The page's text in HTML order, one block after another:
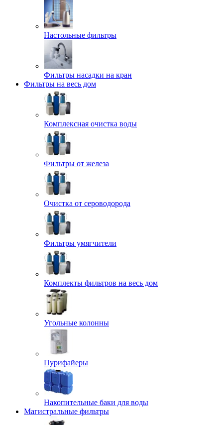
Настольные фильтры
Фильтры насадки на кран
Фильтры на весь дом
Комплексная очистка воды
Фильтры от железа
Очистка от сероводорода
Фильтры умягчители
Комплекты фильтров на весь дом
Угольные колонны
Пурифайеры
Накопительные баки для воды
Магистральные фильтры